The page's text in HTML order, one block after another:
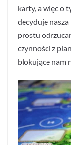
karty, a więc o
decyduje
prostu
czynności z
blokujące nam